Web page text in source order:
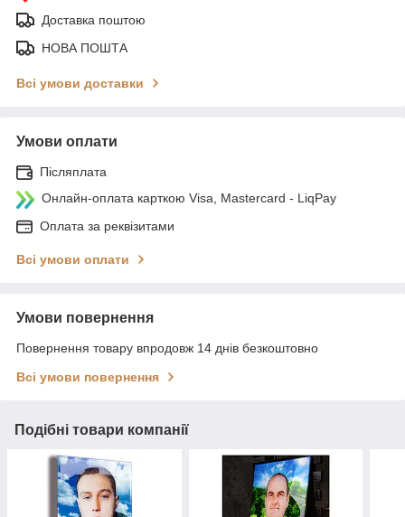
Доставка поштою
НОВА ПОШТА
Всі умови доставки
Умови оплати
Післяплата
Онлайн-оплата карткою Visa, Mastercard - LiqPay
Оплата за реквізитами
Всі умови оплати
Умови повернення
Повернення товару впродовж 14 днів безкоштовно
Всі умови повернення
Подібні товари компанії